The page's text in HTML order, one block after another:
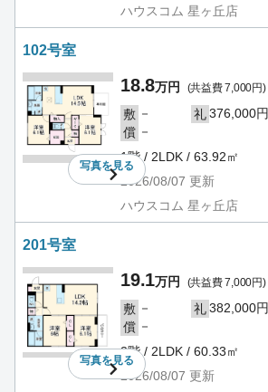
ハウスコム 星ヶ丘店
102号室
写真を見る
18.8万円 (共益費 7,000円)
敷 － 礼376,000円
償 －
1階 / 2LDK / 63.92㎡
2026/08/07 更新
ハウスコム 星ヶ丘店
201号室
写真を見る
19.1万円 (共益費 7,000円)
敷 － 礼382,000円
償 －
2階 / 2LDK / 60.33㎡
2026/08/07 更新